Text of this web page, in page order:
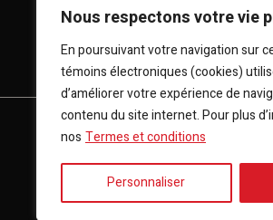
Nous respectons votre vie
En poursuivant votre navigation sur
témoins électroniques (cookies)
d’améliorer votre expérience de
contenu du site internet. Pour plus
nos Termes et conditions
Personnaliser
701 rte du Président-Kennedy, Lévis
(418) 903-3880
ACCUEIL INVENTAIRE
Termes et conditions| © Tous droits
AMVOQ ne se tient pas responsable